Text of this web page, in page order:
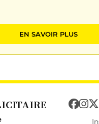
EN SAVOIR PLUS